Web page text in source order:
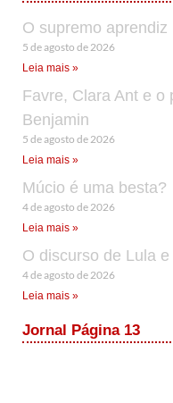
O supremo aprendiz
5 de agosto de 2026
Leia mais »
Favre, Clara Ant e o
Benjamin
5 de agosto de 2026
Leia mais »
Múcio é uma besta?
4 de agosto de 2026
Leia mais »
O discurso de Lula
4 de agosto de 2026
Leia mais »
Jornal Página 13